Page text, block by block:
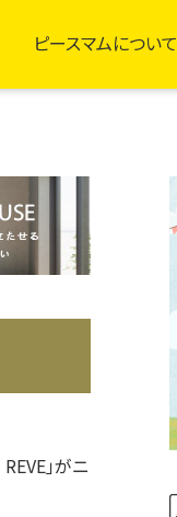
ピースマムについて
」がニ